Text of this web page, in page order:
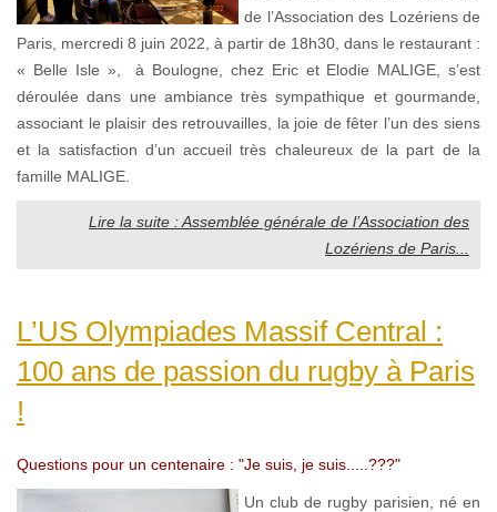
de l’Association des Lozériens de
Paris, mercredi 8 juin 2022, à partir de 18h30, dans le restaurant :
« Belle Isle », à Boulogne, chez Eric et Elodie MALIGE, s’est
déroulée dans une ambiance très sympathique et gourmande,
associant le plaisir des retrouvailles, la joie de fêter l’un des siens
et la satisfaction d’un accueil très chaleureux de la part de la
famille MALIGE.
Lire la suite : Assemblée générale de l’Association des
Lozériens de Paris...
L’US Olympiades Massif Central :
100 ans de passion du rugby à Paris
!
Questions pour un centenaire : "Je suis, je suis.....???"
Un club de rugby parisien, né en